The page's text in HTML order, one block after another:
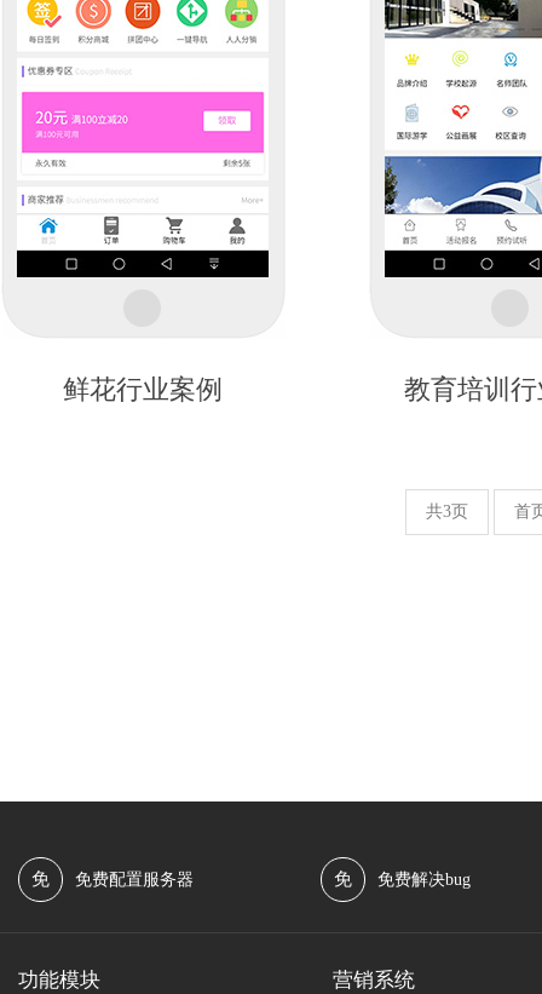
鲜花行业案例 教育培训
共3页 首
免 免费配置服务器 免 免费解决bug
功能模块 营销系统